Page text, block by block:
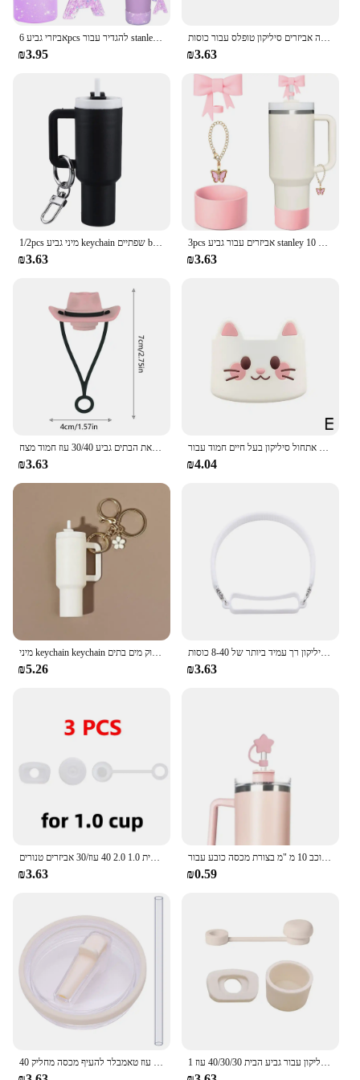
anyone who appreciates quality and convenience.
אביזרי גביע 6pcs להגדיר עבור stanley גביע 40 עוז עם ידית כולל טופר סיליקון, אתחול פקק, פקק הוכחה
₪3.95
כובע קש מכסה אביזרים סיליקון טופלס עבור כוסות stanley כוסות 30 & 40 oz tumbler עם 1 מחשב נייד מגן
₪3.63
1/2pcs מיני גביע keychain שפתיים balm מפתח טבעת תיק יד קמעות טבעת מפתח עבור אביזרי בקבוק מים בתים
₪3.63
3pcs אביזרים עבור גביע stanley גביע 1 יחידות 10mm כיסוי קש קשת 1 יחידות בקבוק מים אתחול 1 יחידות שרשרת קסם עבור tumler עם ידית
₪3.63
₪3.63 ₪4.04
₪5.26
בקבוק מים ידית בקבוק מים סלסול מחזיק רצועה סיליקון רך עמיד ביותר של 8-40 כוסות
₪3.63
₪3.63
קש בצורת כוכב 10 מ "מ בצורת מכסה כובע עבור stanley כוסות עצירת אבק חסין אש לשימוש חוזר עבור כסי קצה קש
₪0.59